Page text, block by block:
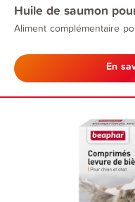
Huile de saumon
Aliment complémentaire
En